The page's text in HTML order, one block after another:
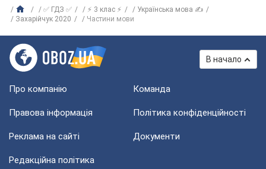
✅ ГДЗ ✅ ⚡ 3 клас ⚡
Українська мова ✍
Захарійчук 2020
Частини мови
В начало
Про компанію Команда
Правова інформація Політика конфіденційності
Реклама на сайті Документи
Редакційна політика